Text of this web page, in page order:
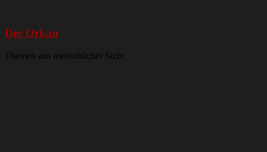
Der Orkan
Themen aus menschlicher Sicht